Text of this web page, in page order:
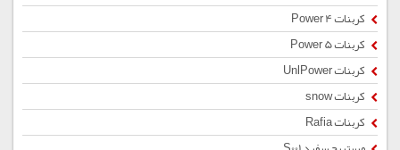
کربنات Power 4
کربنات Power 5
کربنات UnlPower
کربنات snow
کربنات Rafia